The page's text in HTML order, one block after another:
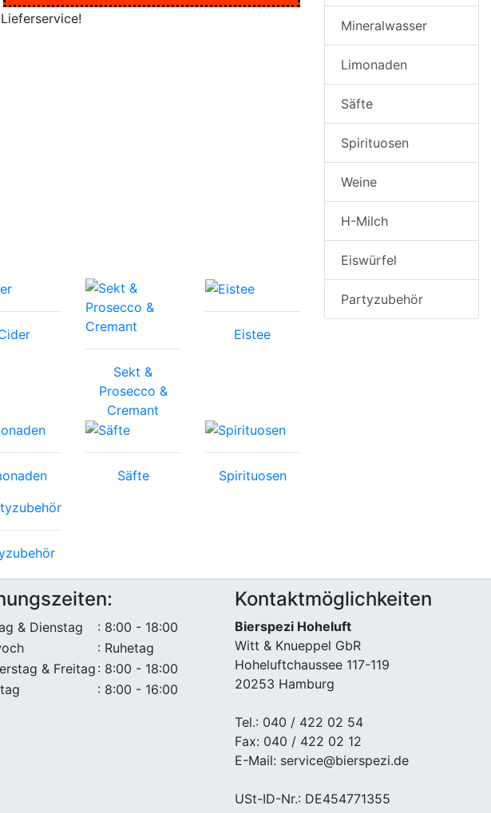
Sekt &
Prosecco &
Cremant
Eistee
Säfte Spirituosen
Mineralwasser
Limonaden
Säfte
Spirituosen
Weine
H-Milch
Eiswürfel
Partyzubehör
& Dienstag
: 8:00 - 18:00
: Ruhetag
& Freitag : 8:00 - 18:00
: 8:00 - 16:00
Kontaktmöglichkeiten
Bierspezi Hoheluft
Witt & Knueppel GbR
Hoheluftchaussee 117-119
20253 Hamburg
Tel.: 040 / 422 02 54
Fax: 040 / 422 02 12
E-Mail: service@bierspezi.de
USt-ID-Nr.: DE454771355